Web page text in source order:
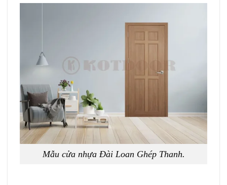
Mẫu cửa nhựa Đài Loan Ghép Thanh.